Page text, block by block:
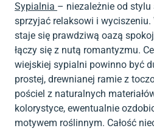
Sypialnia – niezależnie od
sprzyjać relaksowi i
staje się prawdziwą oazą
łączy się z nutą romantyzmu.
wiejskiej sypialni powinno być
prostej, drewnianej ramie z
pościel z naturalnych
kolorystyce, ewentualnie
motywem roślinnym. Całość